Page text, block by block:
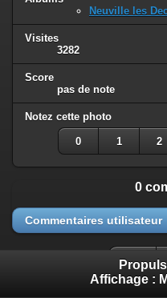
Neuville les
Visites
3282
Score
pas de note
Notez cette photo
0 1 2
0
Commentaires utilisateur
Affichage :